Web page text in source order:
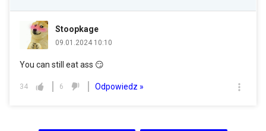
Stoopkage
09.01.2024 10:10
You can still eat ass 😏
34 6 Odpowiedz »